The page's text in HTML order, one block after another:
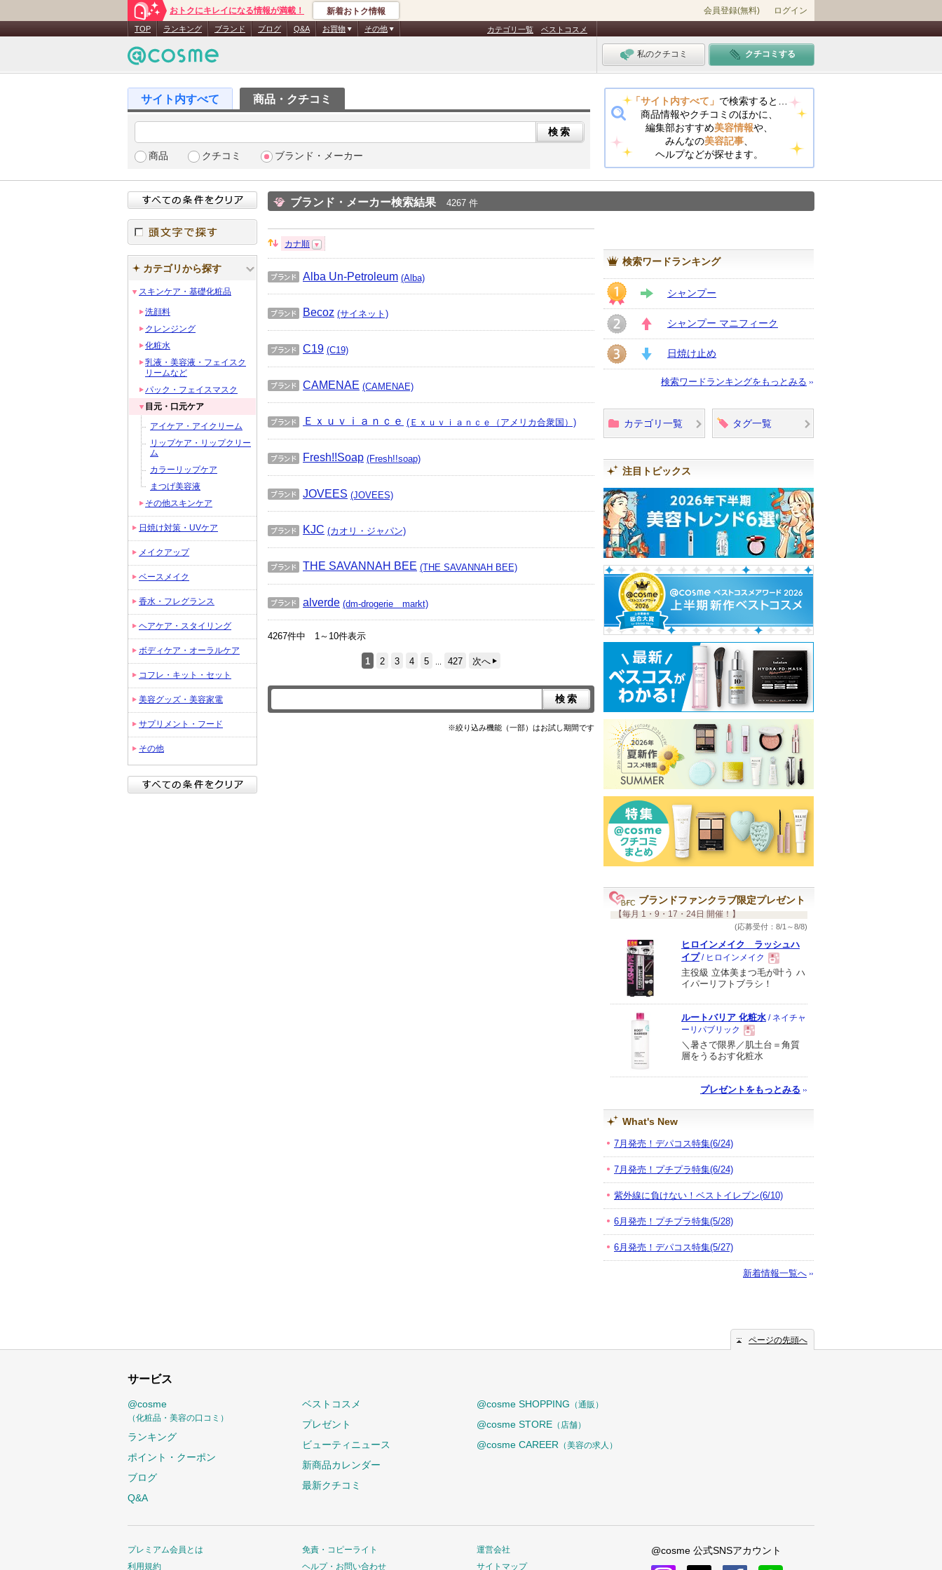
おトクにキレイになる情報が満載！ 新着おトク情報 会員登録(無料) ログイン
TOP ランキング ブランド ブログ Q&A お買物 その他 カテゴリ一覧 ベストコスメ
私のクチコミ クチコミする
商品・クチコミ
商品 クチコミ ブランド・メーカー
「サイト内すべて」 で検索すると…
商品情報やクチコミのほかに、
編集部おすすめ美容情報や、
みんなの美容記事
ヘルプなどが探せます。
ブランド・メーカー検索結果 4267 件
替
カナ順
ンド
Alba Un-Petroleum (Alba)
ンド
Becoz (サイネット)
ンド
C19 (C19)
ンド
CAMENAE (CAMENAE)
ンド
Ｅｘｕｖｉａｎｃｅ (Ｅｘｕｖｉａｎｃｅ（アメリカ合衆国）)
ンド
Fresh!!Soap (Fresh!!soap)
ンド
JOVEES (JOVEES)
ンド
KJC (カオリ・ジャパン)
ンド
THE SAVANNAH BEE (THE SAVANNAH BEE)
ンド
alverde (dm-drogerie markt)
4267件中 1～10件表示
1 2 3 4 5 427 次へ
※絞り込み機能（一部）はお試し期間です
検索ワードランキング
1 STAY
シャンプー
2 UP
シャンプー マニフィーク
3 DOWN
日焼け止め
検索ワードランキングをもっとみる
カテゴリ一覧 タグ一覧
注目トピックス
ブランドファンクラブ限定プレゼント
【毎月 1・9・17・24日 開催！】
(応募受付：8/1～8/8)
ヒロインメイク ラッシュハ
イプ/ ヒロインメイク
現
品
主役級 立体美まつ毛が叶う ハ
イパーリフトブラシ！
ルートバリア 化粧水 / ネイチャ
ーリパブリック
現
品
＼暑さで限界／肌土台＝角質
層をうるおす化粧水
プレゼントをもっとみる
What's New
7月発売！デパコス特集(6/24)
7月発売！プチプラ特集(6/24)
紫外線に負けない！ベストイレブン(6/10)
6月発売！プチプラ特集(5/28)
6月発売！デパコス特集(5/27)
新着情報一覧へ
頭文字で探す
カテゴリから探す
スキンケア・基礎化粧品
洗顔料
クレンジング
化粧水
乳液・美容液・フェイスク
リームなど
パック・フェイスマスク
目元・口元ケア
アイケア・アイクリーム
リップケア・リップクリー
ム
カラーリップケア
まつげ美容液
その他スキンケア
日焼け対策・UVケア
メイクアップ
ベースメイク
香水・フレグランス
ヘアケア・スタイリング
ボディケア・オーラルケア
コフレ・キット・セット
美容グッズ・美容家電
サプリメント・フード
その他
ページの先頭へ
サービス
@cosme
（化粧品・美容の口コミ）
ランキング
ポイント・クーポン
ブログ
Q&A
ベストコスメ
プレゼント
ビューティニュース
新商品カレンダー
最新クチコミ
@cosme SHOPPING （通販）
@cosme STORE （店舗）
@cosme CAREER （美容の求人）
プレミアム会員とは
利用規約
免責・コピーライト
ヘルプ・お問い合わせ
運営会社
サイトマップ
@cosme 公式SNSアカウント